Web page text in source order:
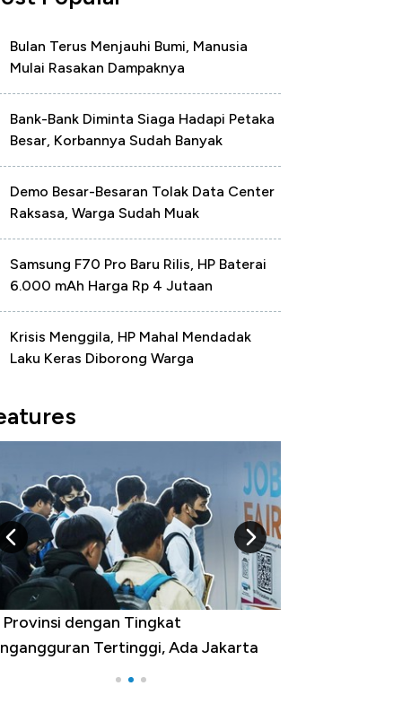
Bulan Terus Menjauhi Bumi, Manusia
Mulai Rasakan Dampaknya
Bank-Bank Diminta Siaga Hadapi Petaka
Besar, Korbannya Sudah Banyak
Demo Besar-Besaran Tolak Data Center
Raksasa, Warga Sudah Muak
Samsung F70 Pro Baru Rilis, HP Baterai
6.000 mAh Harga Rp 4 Jutaan
Krisis Menggila, HP Mahal Mendadak
Laku Keras Diborong Warga
Provinsi dengan Tingkat
Tertinggi, Ada Jakarta